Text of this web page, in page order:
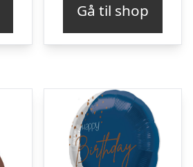
Gå til shop